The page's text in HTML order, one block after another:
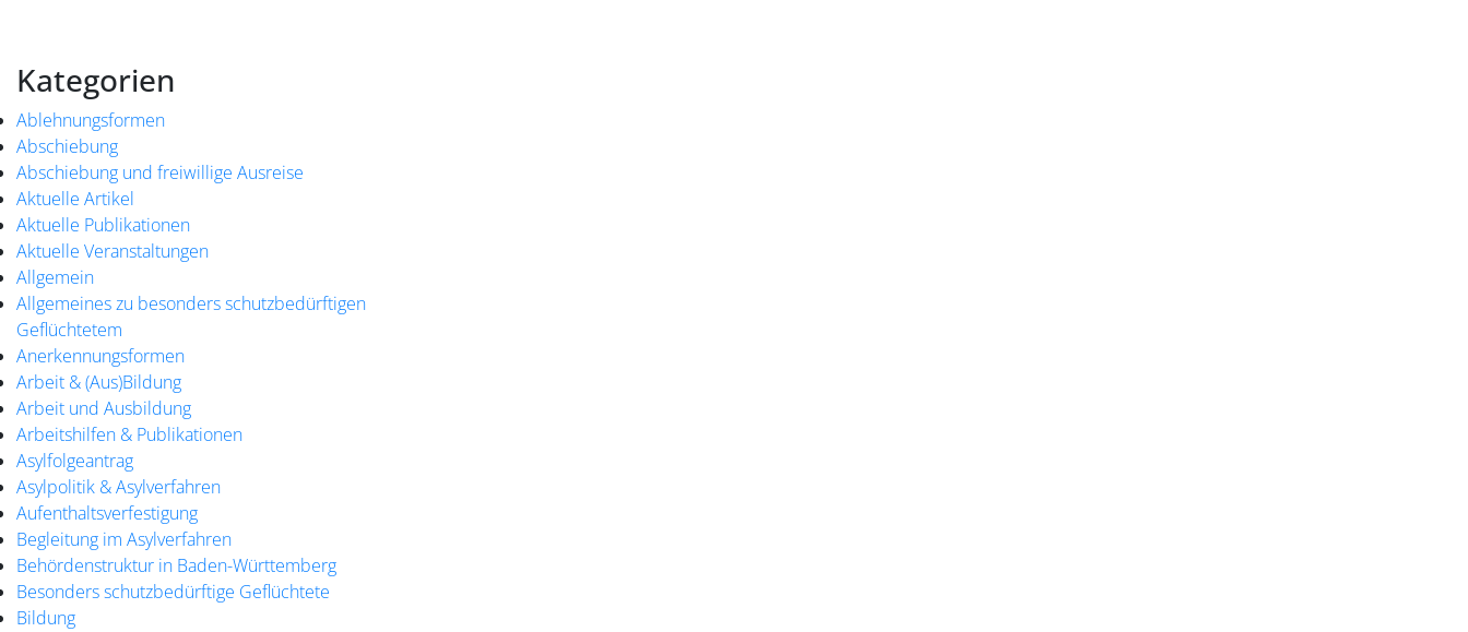
Kategorien
Ablehnungsformen
Abschiebung
Abschiebung und freiwillige Ausreise
Aktuelle Artikel
Aktuelle Publikationen
Aktuelle Veranstaltungen
Allgemein
Allgemeines zu besonders schutzbedürftigen
Geflüchtetem
Anerkennungsformen
Arbeit & (Aus)Bildung
Arbeit und Ausbildung
Arbeitshilfen & Publikationen
Asylfolgeantrag
Asylpolitik & Asylverfahren
Aufenthaltsverfestigung
Begleitung im Asylverfahren
Behördenstruktur in Baden-Württemberg
Besonders schutzbedürftige Geflüchtete
Bildung